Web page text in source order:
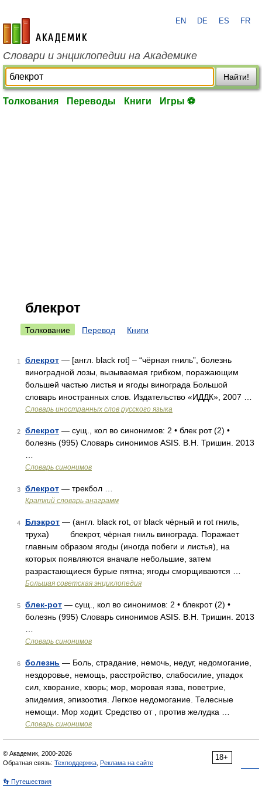
academic.ru
EN DE ES FR
Словари и энциклопедии на Академике
Найти!
Толкования Переводы Книги Игры ⚽
блекрот
Толкование Перевод Книги
1 блекрот — [англ. black rot] – “чёрная гниль”, болезнь
виноградной лозы, вызываемая грибком, поражающим
большей частью листья и ягоды винограда Большой
словарь иностранных слов. Издательство «ИДДК», 2007 …
Словарь иностранных слов русского языка
2 блекрот — сущ., кол во синонимов: 2 • блек рот (2) •
болезнь (995) Словарь синонимов ASIS. В.Н. Тришин. 2013
Словарь синонимов
3 блекрот — трекбол …
Краткий словарь анаграмм
4 Блэкрот — (англ. black rot, от black чёрный и rot гниль,
труха) блекрот, чёрная гниль винограда. Поражает
главным образом ягоды (иногда побеги и листья), на
которых появляются вначале небольшие, затем
разрастающиеся бурые пятна; ягоды сморщиваются …
Большая советская энциклопедия
5 блек-рот — сущ., кол во синонимов: 2 • блекрот (2) •
болезнь (995) Словарь синонимов ASIS. В.Н. Тришин. 2013
Словарь синонимов
6 болезнь — Боль, страдание, немочь, недуг, недомогание,
нездоровье, немощь, расстройство, слабосилие, упадок
сил, хворание, хворь; мор, моровая язва, поветрие,
эпидемия, эпизоотия. Легкое недомогание. Телесные
немощи. Мор ходит. Средство от , против желудка …
Словарь синонимов
18+
© Академик, 2000-2026
Обратная связь: Техподдержка Реклама на сайте
👣 Путешествия